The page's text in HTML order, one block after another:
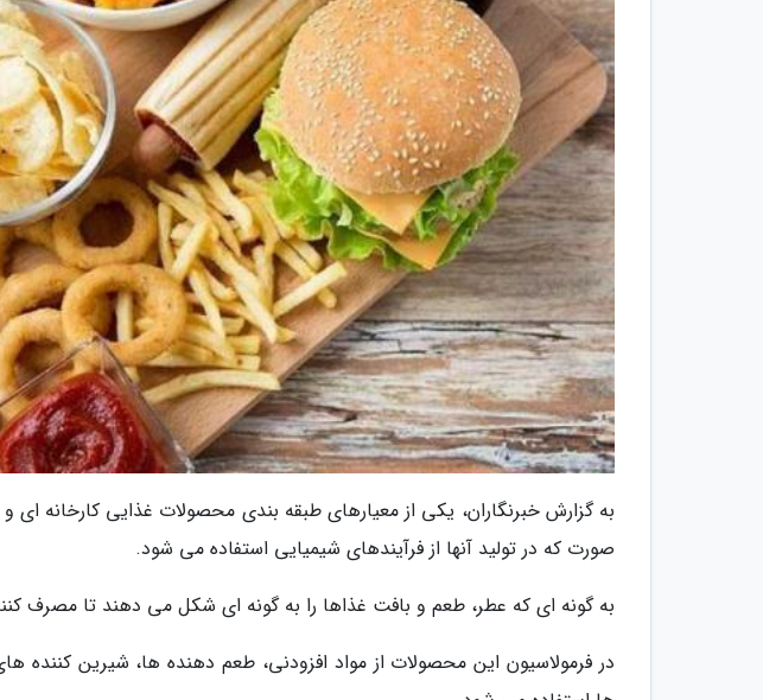
به گزارش خبرنگاران، یکی از معیارهای طبقه بندی محصولات غذایی کارخانه ای
صورت که در تولید آنها از فرآیندهای شیمیایی استفاده می شود.
به گونه ای که عطر، طعم و بافت غذاها را به گونه ای شکل می دهند تا مصرف
در فرمولاسیون این محصولات از مواد افزودنی، طعم دهنده ها، شیرین